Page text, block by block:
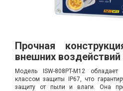
Прочная
внешних воздействий
Модель ISW-808PT-M12
классом защиты IP67, что
защиту от пыли и влаги. Она